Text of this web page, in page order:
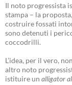
Il noto progressista
stampa – la
costruire fossati
sono detenuti i
coccodrilli.
L’idea, per il vero,
altro noto
istituire un alligator